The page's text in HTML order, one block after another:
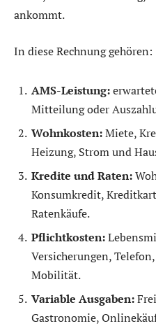
ankommt.
In diese Rechnung gehören:
AMS-Leistung:
Mitteilung oder
Wohnkosten:Miete,
Heizung, Strom und
Kredite und Raten:
Konsumkredit,
Ratenkäufe.
Pflichtkosten:
Versicherungen,
Mobilität.
Variable Ausgaben:
Gastronomie,